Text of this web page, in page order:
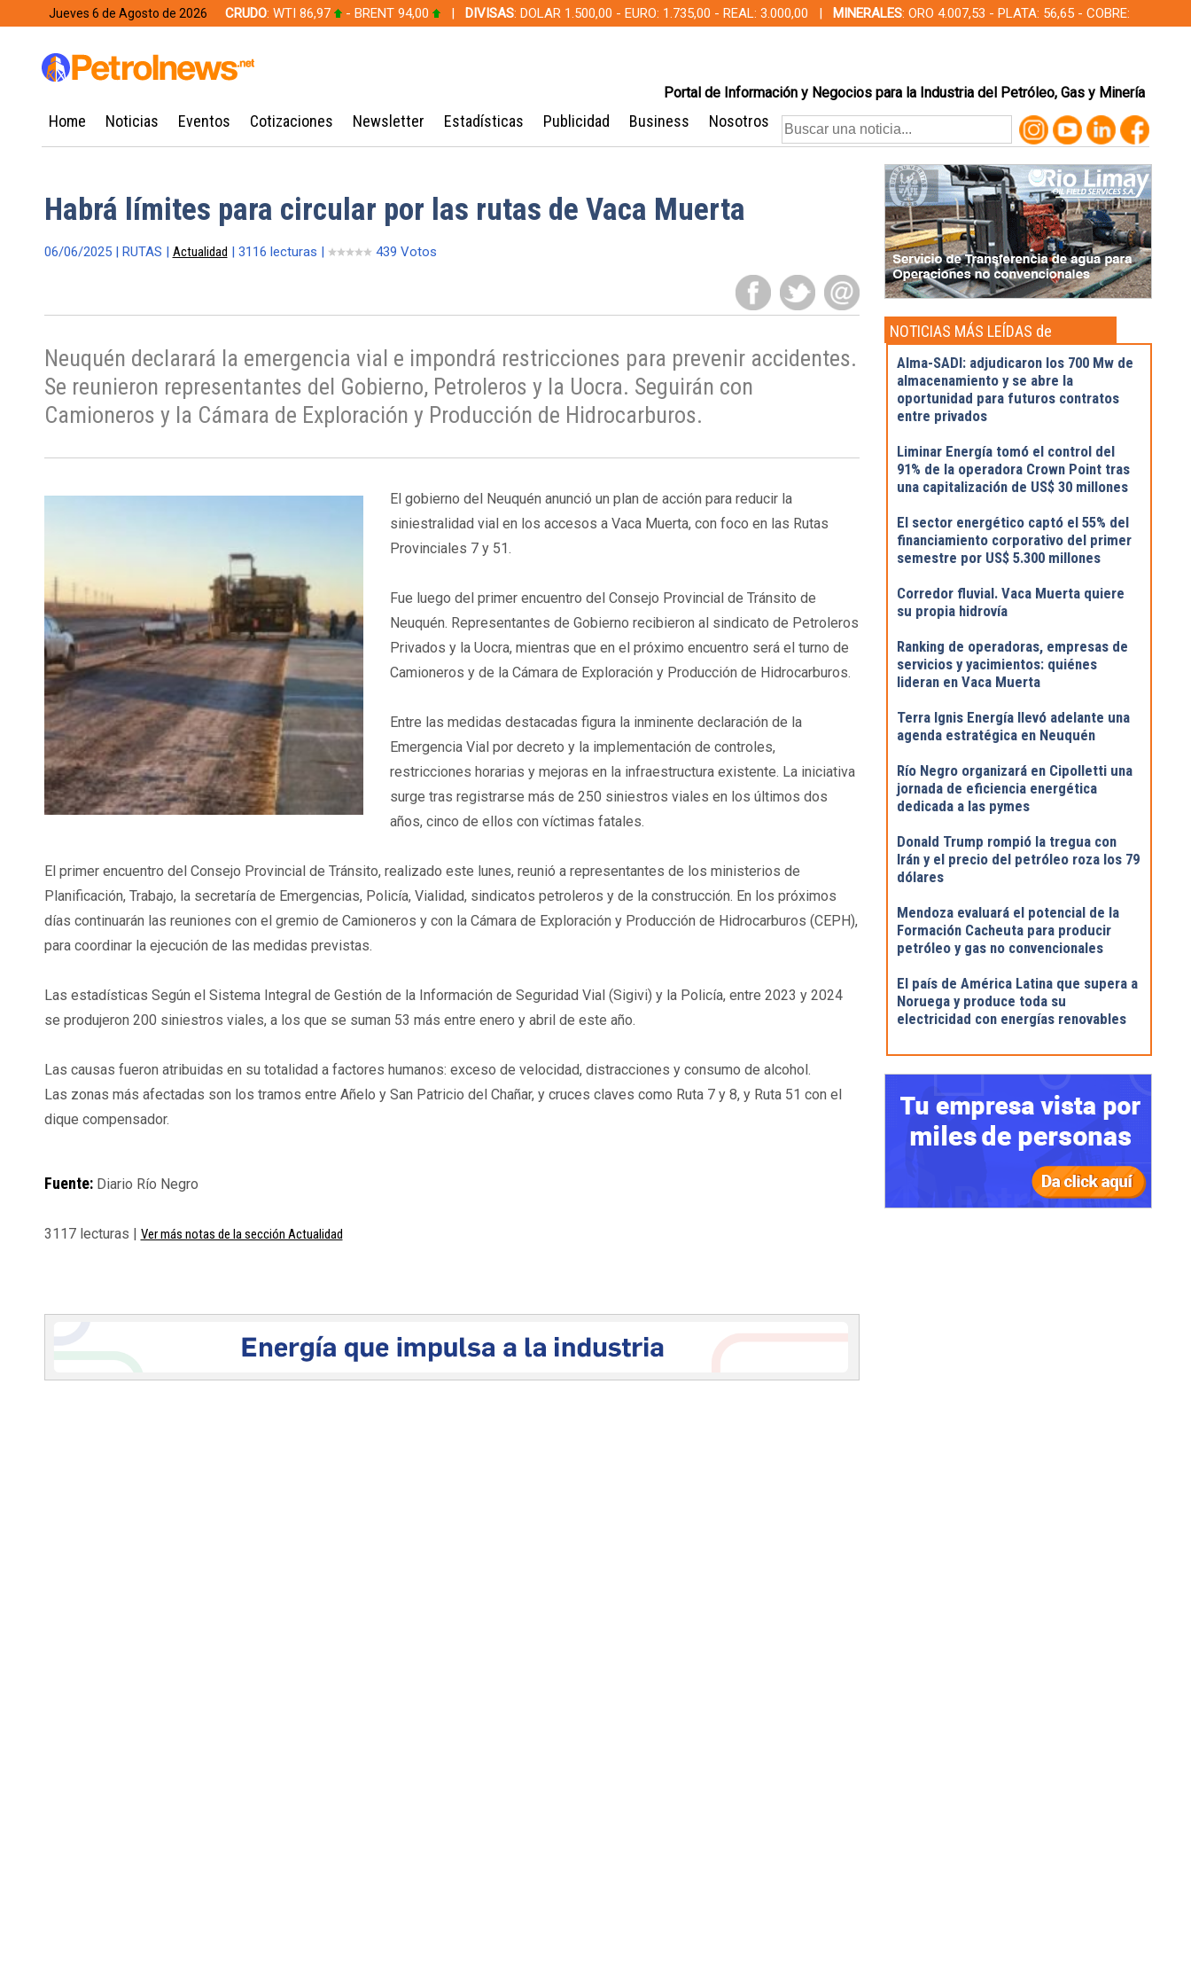
Jueves 6 de Agosto de 2026 CRUDO: WTI 86,97 - BRENT 94,00 | DIVISAS: DOLAR 1.500,00 - EURO: 1.735,00 - REAL: 3.000,00 | MINERALES: ORO 4.007,53 - PLATA: 56,65 - COBRE:
Portal de Información y Negocios para la Industria del Petróleo, Gas y Minería
Home Noticias Eventos Cotizaciones Newsletter Estadísticas Publicidad Business Nosotros
Habrá límites para circular por las rutas de Vaca Muerta
06/06/2025 | RUTAS | Actualidad | 3116 lecturas | 439 Votos
Neuquén declarará la emergencia vial e impondrá restricciones para prevenir accidentes.
Se reunieron representantes del Gobierno, Petroleros y la Uocra. Seguirán con
Camioneros y la Cámara de Exploración y Producción de Hidrocarburos.
El gobierno del Neuquén anunció un plan de acción para reducir la
siniestralidad vial en los accesos a Vaca Muerta, con foco en las Rutas
Provinciales 7 y 51.
Fue luego del primer encuentro del Consejo Provincial de Tránsito de
Neuquén. Representantes de Gobierno recibieron al sindicato de Petroleros
Privados y la Uocra, mientras que en el próximo encuentro será el turno de
Camioneros y de la Cámara de Exploración y Producción de Hidrocarburos.
Entre las medidas destacadas figura la inminente declaración de la
Emergencia Vial por decreto y la implementación de controles,
restricciones horarias y mejoras en la infraestructura existente. La iniciativa
surge tras registrarse más de 250 siniestros viales en los últimos dos
años, cinco de ellos con víctimas fatales.
El primer encuentro del Consejo Provincial de Tránsito, realizado este lunes, reunió a representantes de los ministerios de
Planificación, Trabajo, la secretaría de Emergencias, Policía, Vialidad, sindicatos petroleros y de la construcción. En los próximos
días continuarán las reuniones con el gremio de Camioneros y con la Cámara de Exploración y Producción de Hidrocarburos (CEPH),
para coordinar la ejecución de las medidas previstas.
Las estadísticas Según el Sistema Integral de Gestión de la Información de Seguridad Vial (Sigivi) y la Policía, entre 2023 y 2024
se produjeron 200 siniestros viales, a los que se suman 53 más entre enero y abril de este año.
Las causas fueron atribuidas en su totalidad a factores humanos: exceso de velocidad, distracciones y consumo de alcohol.
Las zonas más afectadas son los tramos entre Añelo y San Patricio del Chañar, y cruces claves como Ruta 7 y 8, y Ruta 51 con el
dique compensador.
Fuente:Diario Río Negro
3117 lecturas | Ver más notas de la sección Actualidad
NOTICIAS MÁS LEÍDAS de
Actualidad
Alma-SADI: adjudicaron los 700 Mw de
almacenamiento y se abre la
oportunidad para futuros contratos
entre privados
Liminar Energía tomó el control del
91% de la operadora Crown Point tras
una capitalización de US$ 30 millones
El sector energético captó el 55% del
financiamiento corporativo del primer
semestre por US$ 5.300 millones
Corredor fluvial. Vaca Muerta quiere
su propia hidrovía
Ranking de operadoras, empresas de
servicios y yacimientos: quiénes
lideran en Vaca Muerta
Terra Ignis Energía llevó adelante una
agenda estratégica en Neuquén
Río Negro organizará en Cipolletti una
jornada de eficiencia energética
dedicada a las pymes
Donald Trump rompió la tregua con
Irán y el precio del petróleo roza los 79
dólares
Mendoza evaluará el potencial de la
Formación Cacheuta para producir
petróleo y gas no convencionales
El país de América Latina que supera a
Noruega y produce toda su
electricidad con energías renovables